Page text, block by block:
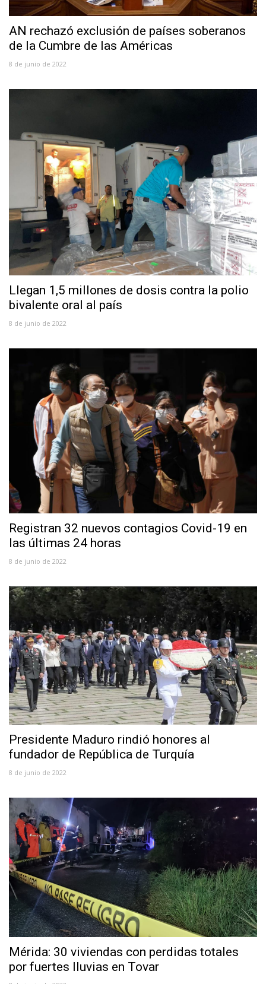
AN rechazó exclusión de países soberanos
de la Cumbre de las Américas
8 de junio de 2022
Llegan 1,5 millones de dosis contra la polio
bivalente oral al país
8 de junio de 2022
Registran 32 nuevos contagios Covid-19 en
las últimas 24 horas
8 de junio de 2022
Presidente Maduro rindió honores al
fundador de República de Turquía
8 de junio de 2022
Mérida: 30 viviendas con perdidas totales
por fuertes lluvias en Tovar